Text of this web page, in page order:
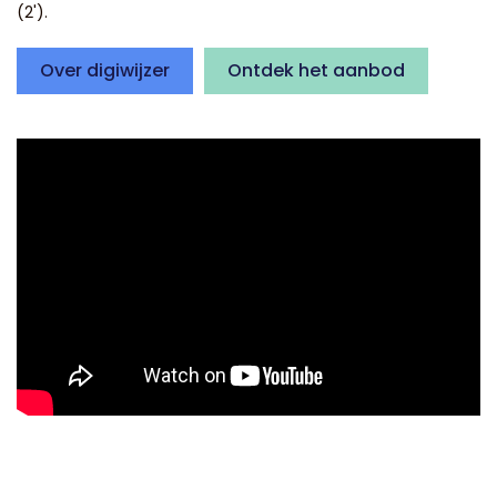
(2').
Over digiwijzer Ontdek het aanbod